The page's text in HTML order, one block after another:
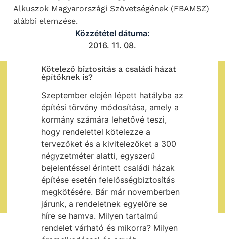
Alkuszok Magyarországi Szövetségének (FBAMSZ)
alábbi elemzése.
Közzététel dátuma:
2016. 11. 08.
Kötelező biztosítás a családi házat
építőknek is?
Szeptember elején lépett hatályba az
építési törvény módosítása, amely a
kormány számára lehetővé teszi,
hogy rendelettel kötelezze a
tervezőket és a kivitelezőket a 300
négyzetméter alatti, egyszerű
bejelentéssel érintett családi házak
építése esetén felelősségbiztosítás
megkötésére. Bár már novemberben
járunk, a rendeletnek egyelőre se
híre se hamva. Milyen tartalmú
rendelet várható és mikorra? Milyen